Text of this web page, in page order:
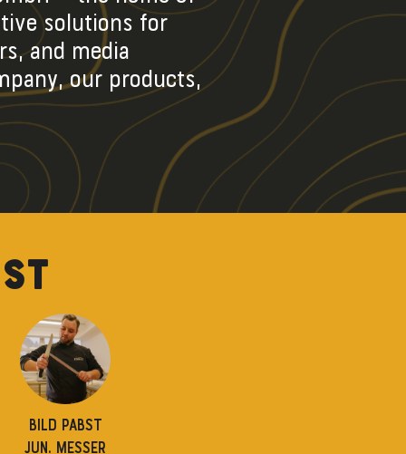
solutions for
and media
our products,
BILD PABST
JUN. MESSER